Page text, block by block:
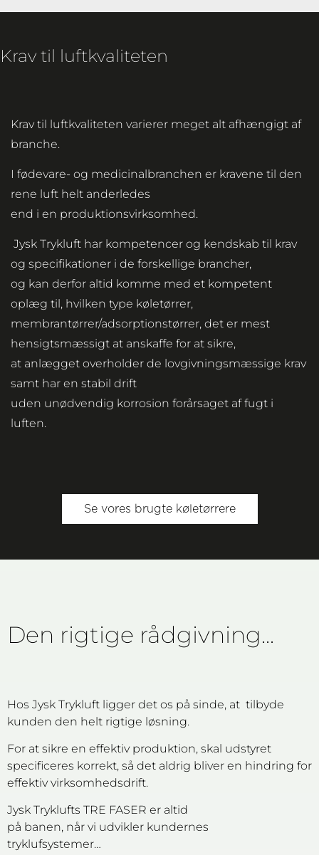
Krav til luftkvaliteten
Krav til luftkvaliteten varierer meget alt afhængigt af
branche.
I fødevare- og medicinalbranchen er kravene til den
rene luft helt anderledes
end i en produktionsvirksomhed.
Jysk Trykluft har kompetencer og kendskab til krav
og specifikationer i de forskellige brancher,
og kan derfor altid komme med et kompetent
oplæg til, hvilken type køletørrer,
membrantørrer/adsorptionstørrer, det er mest
hensigtsmæssigt at anskaffe for at sikre,
at anlægget overholder de lovgivningsmæssige krav
samt har en stabil drift
uden unødvendig korrosion forårsaget af fugt i
luften.
Se vores brugte køletørrere
Den rigtige rådgivning...
Hos Jysk Trykluft ligger det os på sinde, at tilbyde
kunden den helt rigtige løsning.
For at sikre en effektiv produktion, skal udstyret
specificeres korrekt, så det aldrig bliver en hindring for
effektiv virksomhedsdrift.
Jysk Tryklufts TRE FASER er altid
på banen, når vi udvikler kundernes
tryklufsystemer…